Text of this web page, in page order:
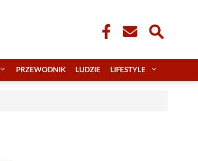
PRZEWODNIK LUDZIE LIFESTYLE